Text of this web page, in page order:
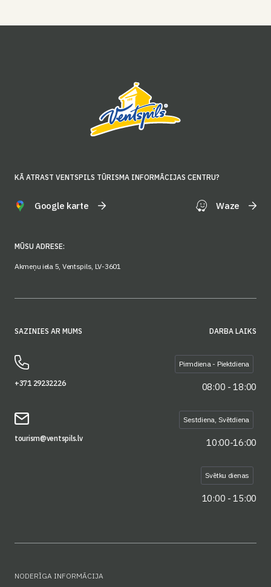
KĀ ATRAST VENTSPILS TŪRISMA INFORMĀCIJAS CENTRU?
Google karte Waze
MŪSU ADRESE:
Akmeņu iela 5, Ventspils, LV-3601
SAZINIES AR MUMS
+371 29232226
tourism@ventspils.lv
DARBA LAIKS
Pirmdiena - Piektdiena
08:00 - 18:00
Sestdiena, Svētdiena
10:00-16:00
Svētku dienas
10:00 - 15:00
NODERĪGA INFORMĀCIJA